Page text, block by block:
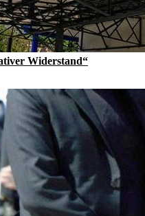
Widerstand“